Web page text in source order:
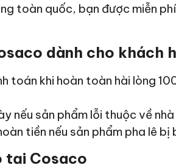
toàn quốc, bạn được miễn
dành cho khách
toán khi hoàn toàn hài lòng
nếu sản phẩm lỗi thuộc về
tiền nếu sản phẩm pha lê
tại Cosaco